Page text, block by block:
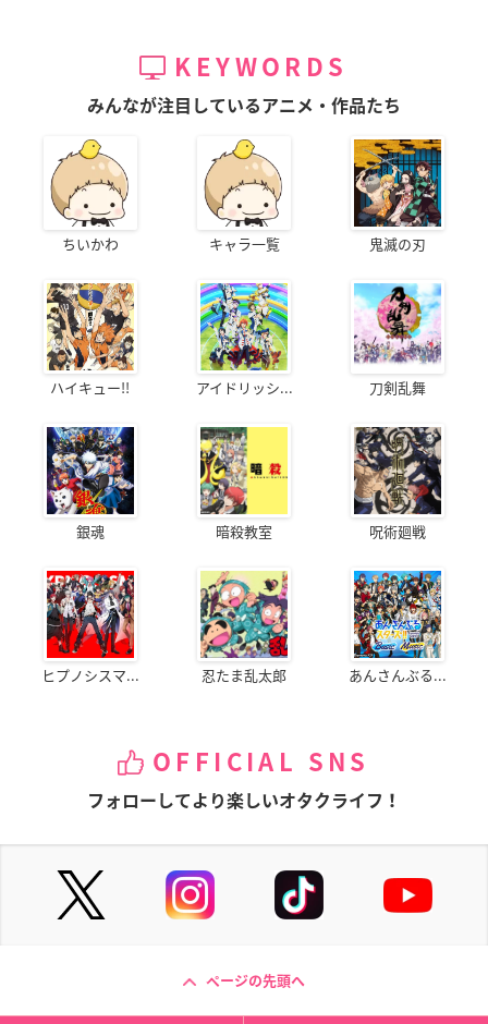
KEYWORDS
みんなが注目しているアニメ・作品たち
ちいかわ キャラ一覧 鬼滅の刃
ハイキュー!! アイドリッシ... 刀剣乱舞
銀魂 暗殺教室 呪術廻戦
ヒプノシスマ... 忍たま乱太郎 あんさんぶる...
OFFICIAL SNS
フォローしてより楽しいオタクライフ！
ページの先頭へ